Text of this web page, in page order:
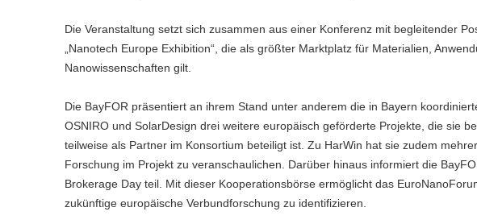
Die Veranstaltung setzt sich zusammen aus einer Konferenz mit begleitender
„Nanotech Europe Exhibition“, die als größter Marktplatz für Materialien,
Nanowissenschaften gilt.
Die BayFOR präsentiert an ihrem Stand unter anderem die in Bayern
OSNIRO und SolarDesign drei weitere europäisch geförderte Projekte, die sie
teilweise als Partner im Konsortium beteiligt ist. Zu HarWin hat sie zudem
Forschung im Projekt zu veranschaulichen. Darüber hinaus informiert die
Brokerage Day teil. Mit dieser Kooperationsbörse ermöglicht das
zukünftige europäische Verbundforschung zu identifizieren.